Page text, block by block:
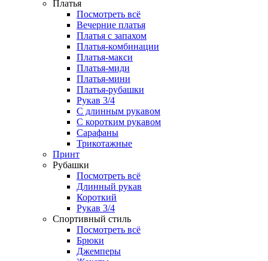
Платья
Посмотреть всё
Вечерние платья
Платья с запахом
Платья-комбинации
Платья-макси
Платья-миди
Платья-мини
Платья-рубашки
Рукав 3/4
С длинным рукавом
С коротким рукавом
Сарафаны
Трикотажные
Принт
Рубашки
Посмотреть всё
Длинный рукав
Короткий
Рукав 3/4
Спортивный стиль
Посмотреть всё
Брюки
Джемперы